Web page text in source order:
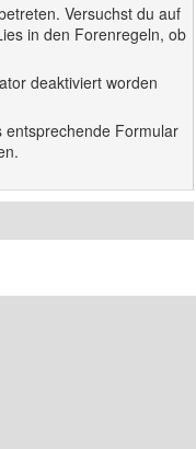
Versuchst du auf
in den Forenregeln, ob
deaktiviert worden
entsprechende Formular